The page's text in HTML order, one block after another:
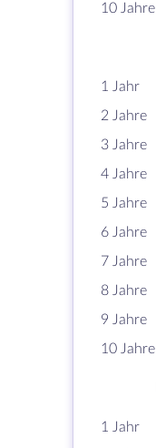
10 Jahre
1 Jahr
2 Jahre
3 Jahre
4 Jahre
5 Jahre
6 Jahre
7 Jahre
8 Jahre
9 Jahre
10 Jahre
1 Jahr